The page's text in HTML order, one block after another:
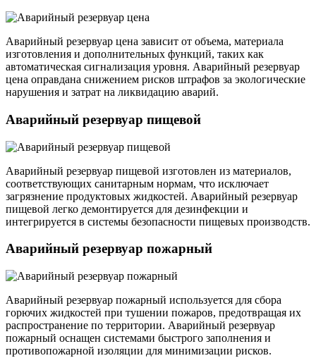
Аварийный резервуар цена зависит от объема, материала
изготовления и дополнительных функций, таких как
автоматическая сигнализация уровня. Аварийный резервуар
цена оправдана снижением рисков штрафов за экологические
нарушения и затрат на ликвидацию аварий.
Аварийный резервуар пищевой
Аварийный резервуар пищевой изготовлен из материалов,
соответствующих санитарным нормам, что исключает
загрязнение продуктовых жидкостей. Аварийный резервуар
пищевой легко демонтируется для дезинфекции и
интегрируется в системы безопасности пищевых производств.
Аварийный резервуар пожарный
Аварийный резервуар пожарный используется для сбора
горючих жидкостей при тушении пожаров, предотвращая их
распространение по территории. Аварийный резервуар
пожарный оснащен системами быстрого заполнения и
противопожарной изоляции для минимизации рисков.